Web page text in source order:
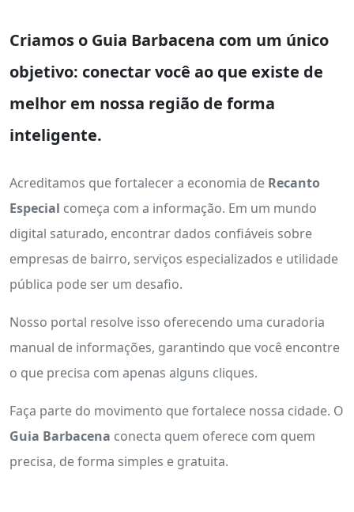
Criamos o Guia Barbacena com um único
objetivo: conectar você ao que existe de
melhor em nossa região de forma
inteligente.
Acreditamos que fortalecer a economia de Recanto
Especial começa com a informação. Em um mundo
digital saturado, encontrar dados confiáveis sobre
empresas de bairro, serviços especializados e utilidade
pública pode ser um desafio.
Nosso portal resolve isso oferecendo uma curadoria
manual de informações, garantindo que você encontre
o que precisa com apenas alguns cliques.
Faça parte do movimento que fortalece nossa cidade. O
Guia Barbacena conecta quem oferece com quem
precisa, de forma simples e gratuita.